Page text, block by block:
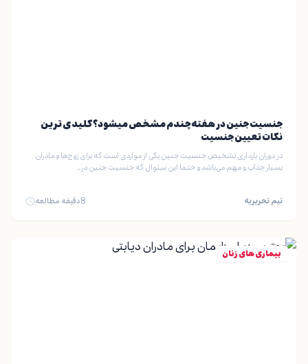
جنسیت جنین در هفته چندم مشخص میشود؟ کلیدی ترین
نکات تعیین جنسیت
در دوران بارداری تشخیص جنسیت جنین یکی از مواردی است که برای زوج‌ها و مادران
بسیار جذاب و مهم می‌باشد و حتما این سئوال که جنسیت جنین در…
تیم تحریریه 8دقیقه مطالعه
بیماری های زنان